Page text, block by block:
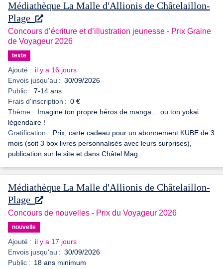
Médiathèque La Malle d'Allionis de Châtelaillon-
Plage
Concours d’écriture et d’illustration jeunesse - Prix Graine
de Voyageur 2026
texte
Ajouté : il y a 16 jours
Envois jusqu'au : 30/09/2026
Public : 7-14 ans
Frais d'inscription : 0 €
Thème : Imagine ton propre héros de manga… ou ton yōkai
légendaire !
Gratification : Prix, carte cadeau pour un abonnement KUBE de 3
mois (soit 3 box livres personnalisés avec leurs surprises),
publication sur le site et dans Châtel Mag
Médiathèque La Malle d'Allionis de Châtelaillon-
Plage
Concours de nouvelles - Prix du Voyageur 2026
nouvelle
Ajouté : il y a 17 jours
Envois jusqu'au : 30/09/2026
Public : 18 ans minimum